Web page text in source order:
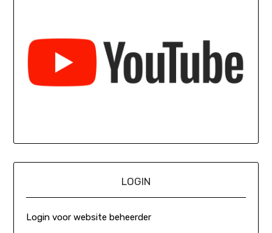
LOGIN
Login voor website beheerder